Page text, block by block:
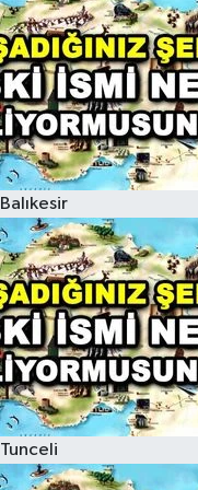
Balıkesir
Tunceli